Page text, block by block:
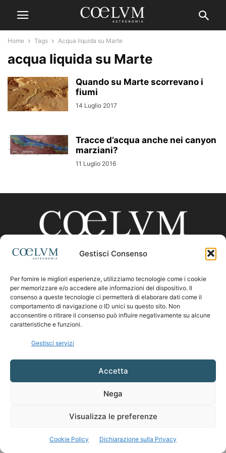
Gestisci Consenso
Per fornire le migliori esperienze, utilizziamo tecnologie come i cookie
per memorizzare e/o accedere alle informazioni del dispositivo. Il
consenso a queste tecnologie ci permetterà di elaborare dati come il
comportamento di navigazione o ID unici su questo sito. Non
acconsentire o ritirare il consenso può influire negativamente su alcune
caratteristiche e funzioni.
Gestisci servizi
Accetta
Nega
Visualizza le preferenze
Cookie Policy Dichiarazione sulla Privacy
Home Tags Acqua liquida su Marte
acqua liquida su Marte
Quando su Marte scorrevano i
fiumi
14 Luglio 2017
Tracce d’acqua anche nei canyon
marziani?
11 Luglio 2016
CHI SIAMO
Contattaci:coelumastro@coelum.com